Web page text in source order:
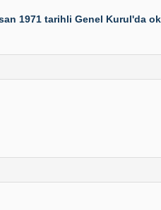
1971 tarihli Genel Kurul'da